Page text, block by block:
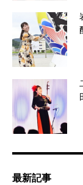
最新記事